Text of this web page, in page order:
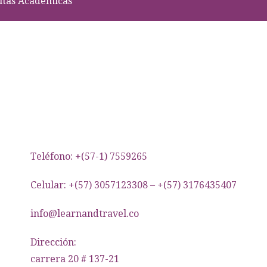
Teléfono: +(57-1) 7559265
Celular: +(57) 3057123308 – +(57) 3176435407
info@learnandtravel.co
Dirección:
carrera 20 # 137-21